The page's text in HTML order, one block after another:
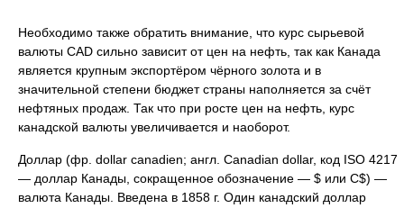
Необходимо также обратить внимание, что курс сырьевой
валюты CAD сильно зависит от цен на нефть, так как Канада
является крупным экспортёром чёрного золота и в
значительной степени бюджет страны наполняется за счёт
нефтяных продаж. Так что при росте цен на нефть, курс
канадской валюты увеличивается и наоборот.
Доллар (фр. dollar canadien; англ. Canadian dollar, код ISO 4217
— доллар Канады, сокращенное обозначение — $ или C$) —
валюта Канады. Введена в 1858 г. Один канадский доллар